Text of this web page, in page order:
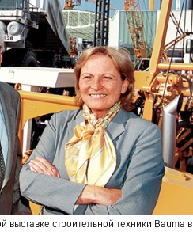
строительной техники Bauma в